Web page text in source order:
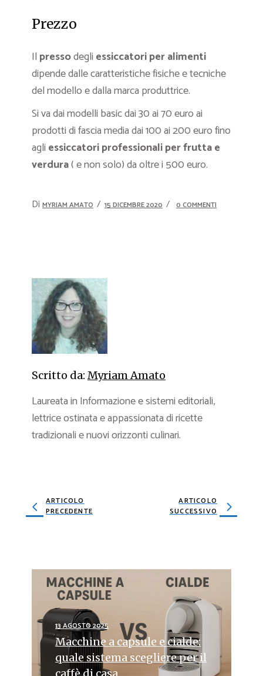
Prezzo
Il pressodegli essiccatori per alimenti
dipende dalle caratteristiche fisiche e tecniche
del modello e dalla marca produttrice.
Si va dai modelli basic dai 30 ai 70 euro ai
prodotti di fascia media dai 100 ai 200 euro fino
agli essiccatori professionali per frutta e
verdura( e non solo) da oltre i 500 euro.
Di MYRIAM AMATO 15 DICEMBRE 2020 0 COMMENTI
Scritto da: Myriam Amato
Laureata in Informazione e sistemi editoriali,
lettrice ostinata e appassionata di ricette
tradizionali e nuovi orizzonti culinari.
ARTICOLO
PRECEDENTE
ARTICOLO
SUCCESSIVO
13 AGOSTO 2025
Macchine a capsule e cialde:
quale sistema scegliere per il